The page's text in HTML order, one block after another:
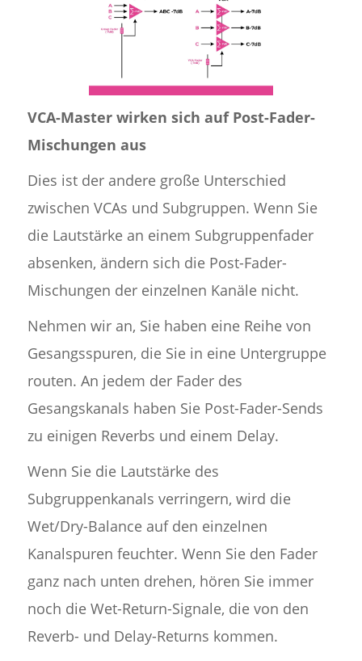
VCA-Master wirken sich auf Post-Fader-
Mischungen aus
Dies ist der andere große Unterschied
zwischen VCAs und Subgruppen. Wenn Sie
die Lautstärke an einem Subgruppenfader
absenken, ändern sich die Post-Fader-
Mischungen der einzelnen Kanäle nicht.
Nehmen wir an, Sie haben eine Reihe von
Gesangsspuren, die Sie in eine Untergruppe
routen. An jedem der Fader des
Gesangskanals haben Sie Post-Fader-Sends
zu einigen Reverbs und einem Delay.
Wenn Sie die Lautstärke des
Subgruppenkanals verringern, wird die
Wet/Dry-Balance auf den einzelnen
Kanalspuren feuchter. Wenn Sie den Fader
ganz nach unten drehen, hören Sie immer
noch die Wet-Return-Signale, die von den
Reverb- und Delay-Returns kommen.